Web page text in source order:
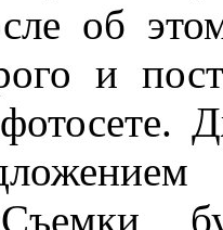
об
и
Съемки